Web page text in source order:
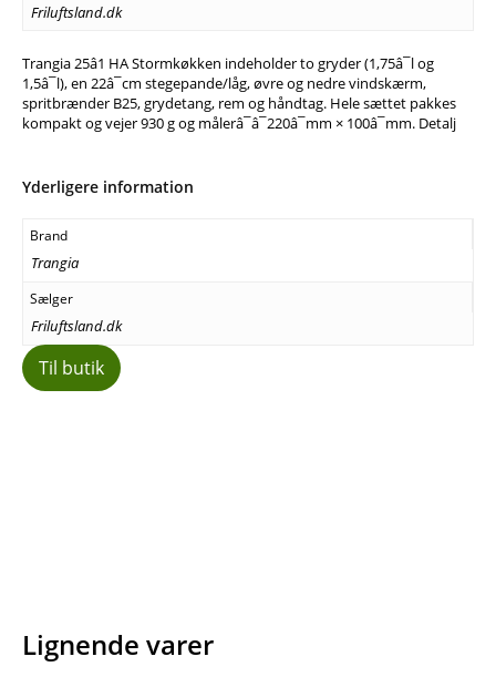
Friluftsland.dk
Trangia 25â1 HA Stormkøkken indeholder to gryder (1,75â¯l og
1,5â¯l), en 22â¯cm stegepande/låg, øvre og nedre vindskærm,
spritbrænder B25, grydetang, rem og håndtag. Hele sættet pakkes
kompakt og vejer 930 g og målerâ¯â¯220â¯mm × 100â¯mm. Detalj
Yderligere information
Brand
Trangia
Sælger
Friluftsland.dk
Til butik
Lignende varer